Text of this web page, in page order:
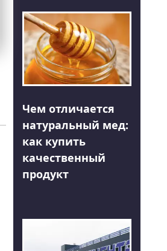
Чем отличается
натуральный мед:
как купить
качественный
продукт